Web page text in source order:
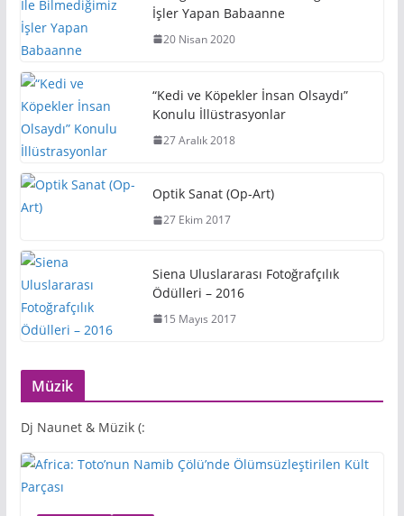
İşler Yapan Babaanne
20 Nisan 2020
“Kedi ve Köpekler İnsan Olsaydı”
Konulu İllüstrasyonlar
27 Aralık 2018
Optik Sanat (Op-Art)
27 Ekim 2017
Siena Uluslararası Fotoğrafçılık
Ödülleri – 2016
15 Mayıs 2017
Müzik
Dj Naunet & Müzik (: